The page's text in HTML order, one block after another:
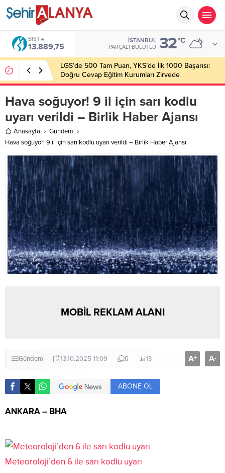
BIST
13.889,75
İSTANBUL
PARÇALI BULUTLU 32°C
LGS’de 500 Tam Puan, YKS’de İlk 1000 Başarısı:
Doğru Cevap Eğitim Kurumları Zirvede
Hava soğuyor! 9 il için sarı kodlu
uyarı verildi – Birlik Haber Ajansı
Anasayfa
Gündem
Hava soğuyor! 9 il için sarı kodlu uyarı verildi – Birlik Haber Ajansı
MOBİL REKLAM ALANI
Gündem 13.10.2025 11:09 0 13 A+ A-
ABONE OL
ANKARA – BHA
Meteoroloji’den 6 ile sarı kodlu uyarı